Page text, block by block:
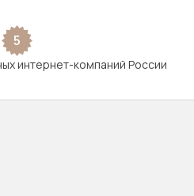
5
интернет-компаний России